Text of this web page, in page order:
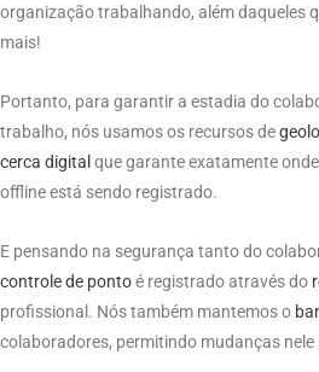
organização trabalhando, além daqueles
mais!
Portanto, para garantir a estadia do
trabalho, nós usamos os recursos de
cerca digital que garante exatamente
offline está sendo registrado.
E pensando na segurança tanto do
controle de pontoé registrado através do
profissional. Nós também mantemos o
colaboradores, permitindo mudanças nele